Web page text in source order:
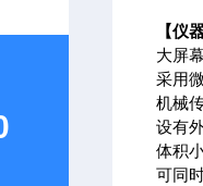
【仪
大屏
采用
机械
设有
体积
可同